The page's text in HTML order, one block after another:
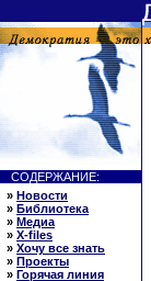
СОДЕРЖАНИЕ:
» Новости
» Библиотека
» Медиа
» X-files
» Хочу все знать
» Проекты
» Горячая линия